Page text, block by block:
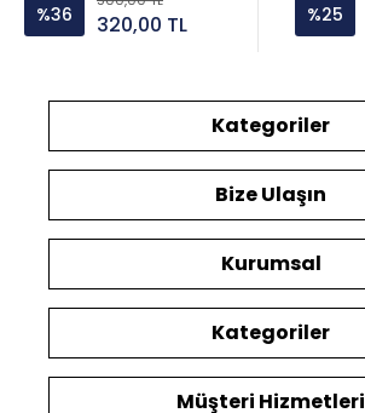
%36 320,00 TL %25
Kategoriler
Bize Ulaşın
Kurumsal
Kategoriler
Müşteri Hizmetleri